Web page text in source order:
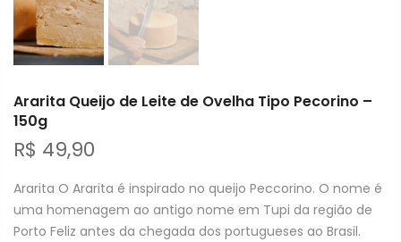
Ararita Queijo de Leite de Ovelha Tipo Pecorino –
150g
R$ 49,90
Ararita O Ararita é inspirado no queijo Peccorino. O nome é
uma homenagem ao antigo nome em Tupi da região de
Porto Feliz antes da chegada dos portugueses ao Brasil.